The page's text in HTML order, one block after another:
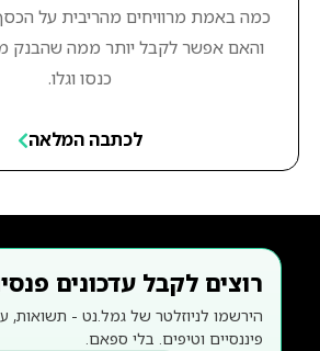
כמה באמת מרוויחים מהריבית על
והאם אפשר לקבל יותר ממה שהבנק
כנסו וגלו.
לכתבה המלאה
רוצים לקבל עדכונים
הירשמו לניוזלטר של גמל.נט - תשואות,
פיננסיים וטיפים. בלי ספאם.